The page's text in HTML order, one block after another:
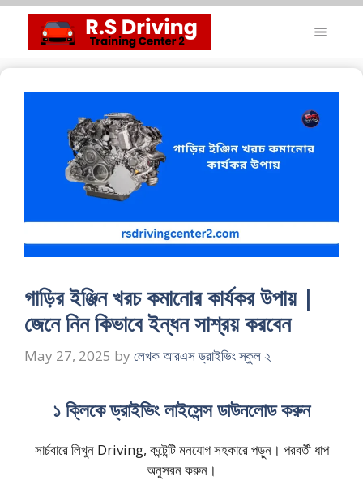
content
Menu
গাড়ির ইঞ্জিন খরচ কমানোর কার্যকর উপায় |
জেনে নিন কিভাবে ইন্ধন সাশ্রয় করবেন
May 27, 2025 by লেখক আরএস ড্রাইভিং স্কুল ২
১ ক্লিকে ড্রাইভিং লাইসেন্স ডাউনলোড করুন
সার্চবারে লিখুন Driving, কন্টেন্টি মনযোগ সহকারে পড়ুন। পরবর্তী ধাপ
অনুসরন করুন।